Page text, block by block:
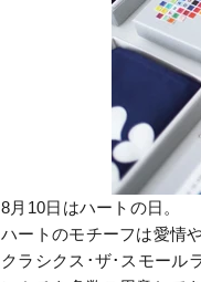
8月10日はハートの日。
ハートのモチーフは愛情
クラシクス･ザ･スモール